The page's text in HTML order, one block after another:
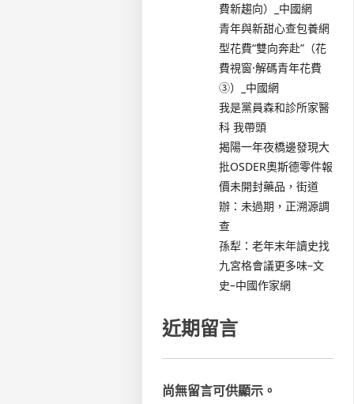
費新趨向）_中國網
青年與新甜心查包養網
型花費“雙向奔赴”（花
費視窗·解碼青年花費
③）_中國網
我是黨員森和診所家醫
科 我帶頭
揭陽一年夜橋邊發現大
批OSDER奧斯德零件報
價未開封藥品，街道
辦：未過期，正溯源調
查
孫犁：老年末年讀史找
九宮格會議更多味–文
史–中國作家網
近期留言
尚無留言可供顯示。